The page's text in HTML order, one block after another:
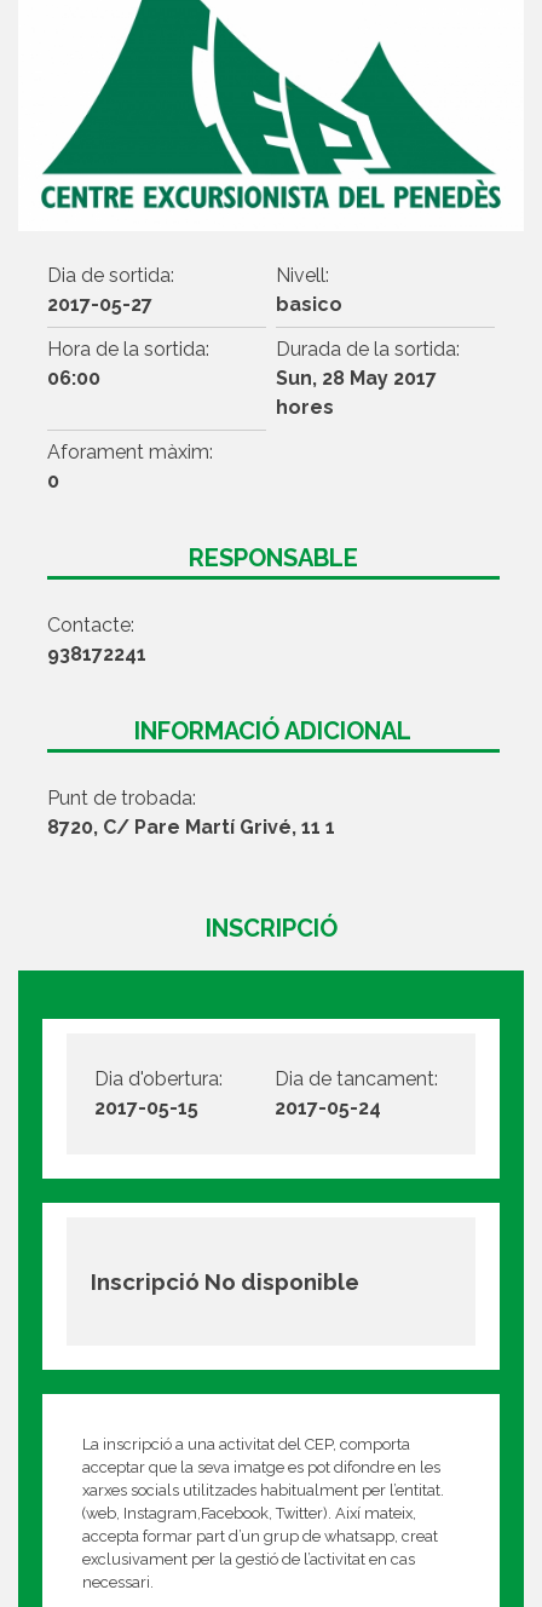
Dia de sortida:
2017-05-27
Nivell:
basico
Hora de la sortida:
06:00
Durada de la sortida:
Sun, 28 May 2017
hores
Aforament màxim:
0
RESPONSABLE
Contacte:
938172241
INFORMACIÓ ADICIONAL
Punt de trobada:
8720, C/ Pare Martí Grivé, 11 1
INSCRIPCIÓ
Dia d'obertura:
2017-05-15
Dia de tancament:
2017-05-24
Inscripció No disponible
La inscripció a una activitat del CEP, comporta
acceptar que la seva imatge es pot difondre en les
xarxes socials utilitzades habitualment per l’entitat.
(web, Instagram,Facebook, Twitter). Així mateix,
accepta formar part d’un grup de whatsapp, creat
exclusivament per la gestió de l’activitat en cas
necessari.